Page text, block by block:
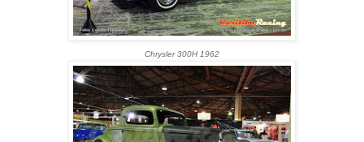
Chrysler 300H 1962